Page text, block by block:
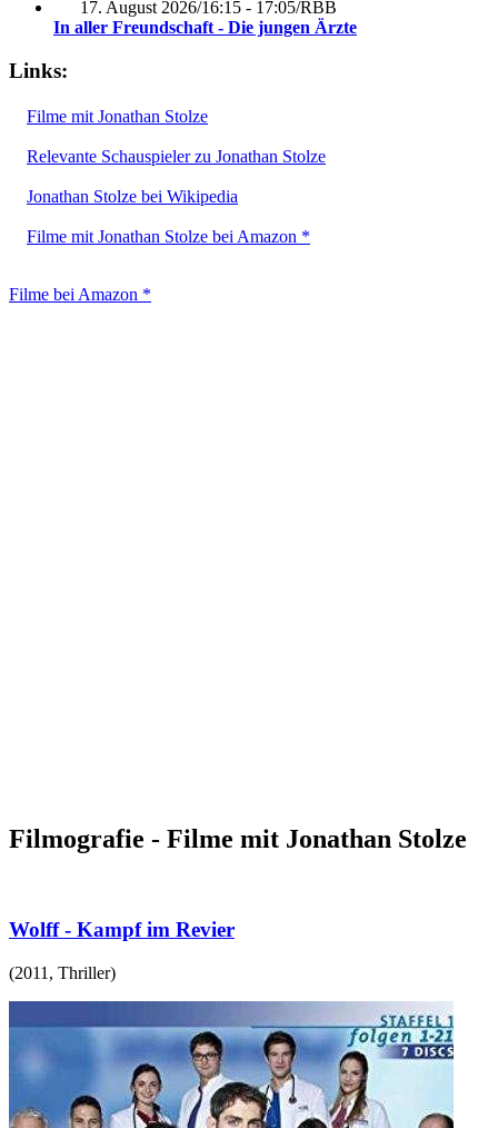
17. August 2026/16:15 - 17:05/RBB
In aller Freundschaft - Die jungen Ärzte
Links:
Filme mit Jonathan Stolze
Relevante Schauspieler zu Jonathan Stolze
Jonathan Stolze bei Wikipedia
Filme mit Jonathan Stolze bei Amazon *
Filme bei Amazon *
Filmografie - Filme mit Jonathan Stolze
Wolff - Kampf im Revier
(2011 , Thriller)